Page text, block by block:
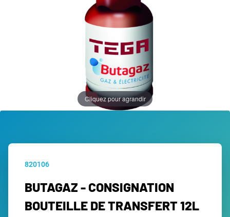
Cliquez pour agrandir
820106
BUTAGAZ - CONSIGNATION
BOUTEILLE DE TRANSFERT 12L